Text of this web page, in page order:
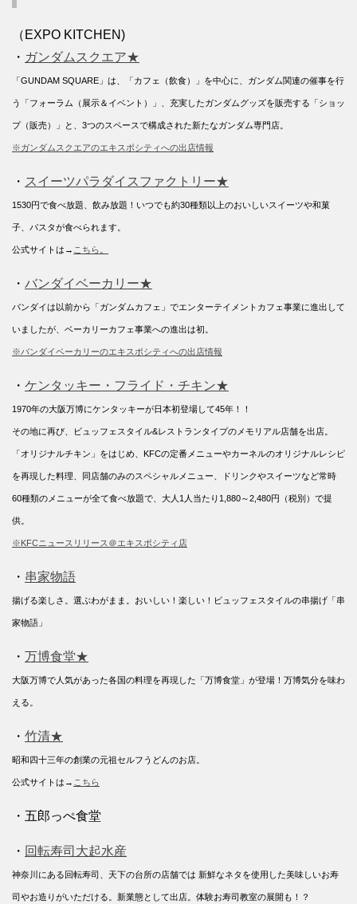
（EXPO KITCHEN)
・ ガンダムスクエア★
「GUNDAM SQUARE」は、「カフェ（飲食）」を中心に、ガンダム関連の催事を行
う「フォーラム（展示＆イベント）」、充実したガンダムグッズを販売する「ショッ
プ（販売）」と、3つのスペースで構成された新たなガンダム専門店。
※ガンダムスクエアのエキスポシティへの出店情報
・ スイーツパラダイスファクトリー★
1530円で食べ放題、飲み放題！いつでも約30種類以上のおいしいスイーツや和菓
子、パスタが食べられます。
公式サイトは→ こちら。
・ バンダイベーカリー★
バンダイは以前から「ガンダムカフェ」でエンターテイメントカフェ事業に進出して
いましたが、ベーカリーカフェ事業への進出は初。
※バンダイベーカリーのエキスポシティへの出店情報
・ ケンタッキー・フライド・チキン★
1970年の大阪万博にケンタッキーが日本初登場して45年！！
その地に再び、ビュッフェスタイル&レストランタイプのメモリアル店舗を出店。
「オリジナルチキン」をはじめ、KFCの定番メニューやカーネルのオリジナルレシピ
を再現した料理、同店舗のみのスペシャルメニュー、ドリンクやスイーツなど常時
60種類のメニューが全て食べ放題で、大人1人当たり1,880～2,480円（税別）で提
供。
※KFCニュースリリース＠エキスポシティ店
・ 串家物語
揚げる楽しさ。選ぶわがまま。おいしい！楽しい！ビュッフェスタイルの串揚げ「串
家物語」
・ 万博食堂★
大阪万博で人気があった各国の料理を再現した「万博食堂」が登場！万博気分を味わ
える。
・ 竹清★
昭和四十三年の創業の元祖セルフうどんのお店。
公式サイトは→ こちら
・五郎っぺ食堂
・ 回転寿司大起水産
神奈川にある回転寿司、天下の台所の店舗では 新鮮なネタを使用した美味しいお寿
司やお造りがいただける。新業態として出店。体験お寿司教室の展開も！？